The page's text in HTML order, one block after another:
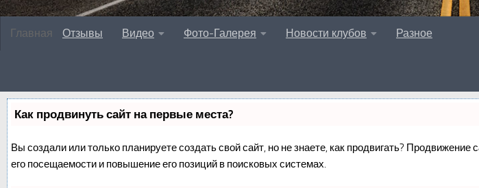
Главная Отзывы Видео Фото-Галерея Новости клубов Разное
Как продвинуть сайт на первые места?
Вы создали или только планируете создать свой сайт, но не знаете, как продвигать?
его посещаемости и повышение его позиций в поисковых системах.